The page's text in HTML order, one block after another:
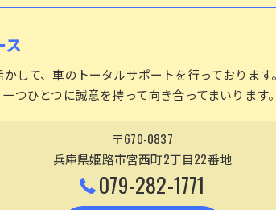
ス
して、車のトータルサポートを行っておりま
つひとつに誠意を持って向き合ってまいります。
〒670-0837
兵庫県姫路市宮西町2丁目22番地
079-282-1771